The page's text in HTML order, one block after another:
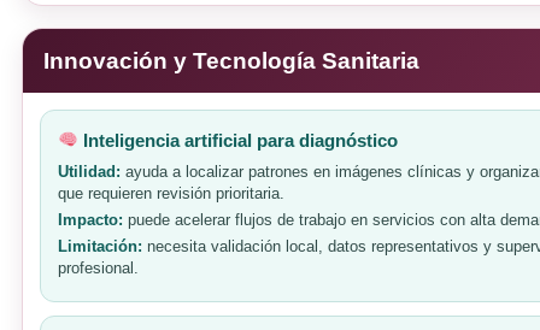
Innovación y Tecnología Sanitaria
Inteligencia artificial para diagnóstico
Utilidad: ayuda a localizar patrones en imágenes clínicas y
que requieren revisión prioritaria.
Impacto: puede acelerar flujos de trabajo en servicios con alta
Limitación: necesita validación local, datos representativos y
profesional.